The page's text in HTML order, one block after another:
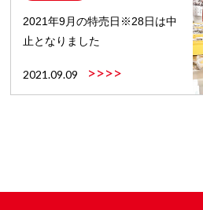
2021年9月の特売日※28日は中
止となりました
2021.09.09 >>>>